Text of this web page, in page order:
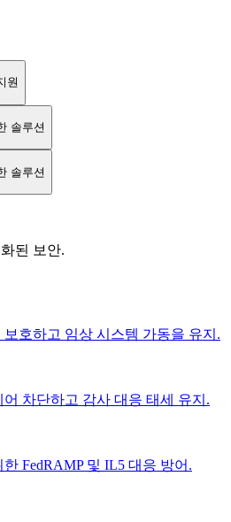
원
솔루션
솔루션
된 보안.
보호하고 임상 시스템 가동을 유지.
차단하고 감사 대응 태세 유지.
FedRAMP 및 IL5 대응 방어.